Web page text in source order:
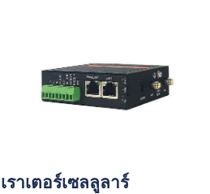
เราเตอร์เซลลูลาร์